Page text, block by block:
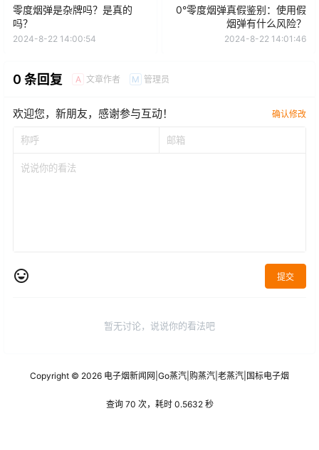
零度烟弹是杂牌吗？是真的
吗？
2024-8-22 14:00:54
0°零度烟弹真假鉴别：使用假
烟弹有什么风险？
2024-8-22 14:01:46
0 条回复 A 文章作者 M 管理员
欢迎您，新朋友，感谢参与互动！ 确认修改
提交
暂无讨论，说说你的看法吧
Copyright © 2026 电子烟新闻网 Go蒸汽 购蒸汽 老蒸汽 国标电子烟
查询 70 次，耗时 0.5632 秒